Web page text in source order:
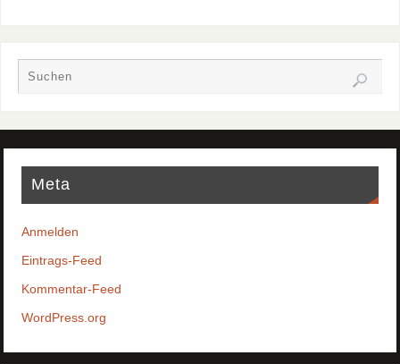
Meta
Anmelden
Eintrags-Feed
Kommentar-Feed
WordPress.org